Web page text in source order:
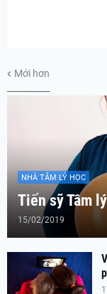
Mới hơn
NHÀ TÂM LÝ HỌC
Tiến sỹ Tâm
15/02/2019